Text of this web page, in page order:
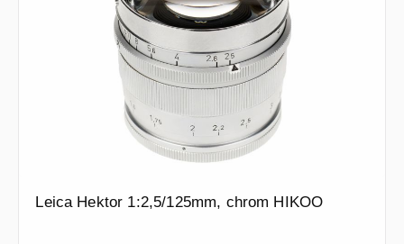
Leica Hektor 1:2,5/125mm, chrom HIKOO